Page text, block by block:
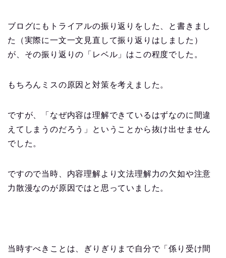
ブログにもトライアルの振り返りをした、と書きまし
た（実際に一文一文見直して振り返りはしました）
が、その振り返りの「レベル」はこの程度でした。
もちろんミスの原因と対策を考えました。
ですが、「なぜ内容は理解できているはずなのに間違
えてしまうのだろう」ということから抜け出せません
でした。
ですので当時、内容理解より文法理解力の欠如や注意
力散漫なのが原因ではと思っていました。
当時すべきことは、ぎりぎりまで自分で「係り受け間